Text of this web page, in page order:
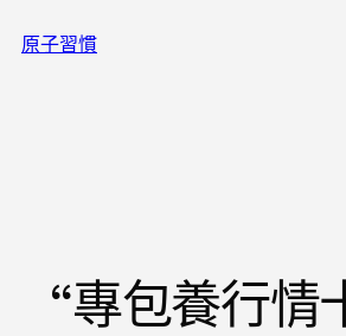
至原子習慣
“專包養行情